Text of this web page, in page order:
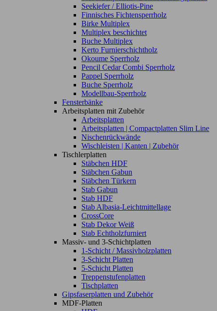
Seekiefer / Elliotis-Pine
Finnisches Fichtensperrholz
Birke Multiplex
Multiplex beschichtet
Buche Multiplex
Kerto Furnierschichtholz
Okoume Sperrholz
Pencil Cedar Combi Sperrholz
Pappel Sperrholz
Buche Sperrholz
Modellbau-Sperrholz
Fensterbänke
Arbeitsplatten mit Zubehör
Arbeitsplatten
Arbeitsplatten | Compactplatten Slim Line
Nischenrückwände
Wischleisten | Kanten | Zubehör
Tischlerplatten
Stäbchen HDF
Stäbchen Gabun
Stäbchen Türkern
Stab Gabun
Stab HDF
Stab Albasia-Leichtmittellage
CrossCore
Stab Dekor Weiß
Stab Echtholzfurniert
Massiv- und 3-Schichtplatten
1-Schicht / Massivholzplatten
3-Schicht Platten
5-Schicht Platten
Treppenstufenplatten
Tischplatten
Gipsfaserplatten und Zubehör
MDF-Platten